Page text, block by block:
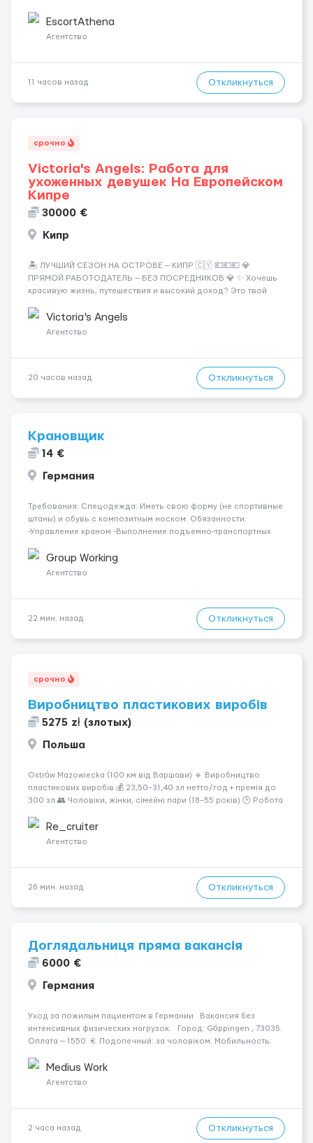
хорошие деньги 💶 — это предложение для тебя! 🔹
Требования: ✔️ Возраст от ...
EscortAthena
Агентство
11 часов назад Откликнуться
срочно
Victoria's Angels: Работа для
ухоженных девушек На Европейском
Кипре
30000 €
Кипр
🏝️ ЛУЧШИЙ СЕЗОН НА ОСТРОВЕ — КИПР 🇨🇾 💶💶💶 💎
ПРЯМОЙ РАБОТОДАТЕЛЬ — БЕЗ ПОСРЕДНИКОВ 💎 ✨ Хочешь
красивую жизнь, путешествия и высокий доход? Это твой
Опытная команда с годами практики — Стабильный поток
клиентов (без ...
Victoria's Angels
Агентство
20 часов назад Откликнуться
Крановщик
14 €
Германия
Требования: Спецодежда: Иметь свою форму (не спортивные
штаны) и обувь с композитным носком. Обязанности:
-Управление краном -Выполнение подъемно-транспортных
инструкций по безопасности. -Опыт управления различными
типами кранов (моб...
Group Working
Агентство
22 мин. назад Откликнуться
срочно
Виробництво пластикових виробів
5275 zł (злотых)
Польша
Ostrów Mazowiecka (100 км від Варшави) 🔹 Виробництво
пластикових виробів 💰 23,50–31,40 зл нетто/год + премія до
300 зл 👥 Чоловіки, жінки, сімейні пари (18–55 років) 🕒 Робота
житло — 400 зл. 📦 Обов...
Re_cruiter
Агентство
26 мин. назад Откликнуться
Доглядальниця пряма вакансія
6000 €
Германия
Уход за пожилым пациентом в Германии Вакансия без
интенсивных физических нагрузок. Город: Göppingen , 73035.
Оплата — 1550 €. Подопечный: за чоловіком. Мобильность:
деменції. Ночной уход: ...
Medius Work
Агентство
2 часа назад Откликнуться